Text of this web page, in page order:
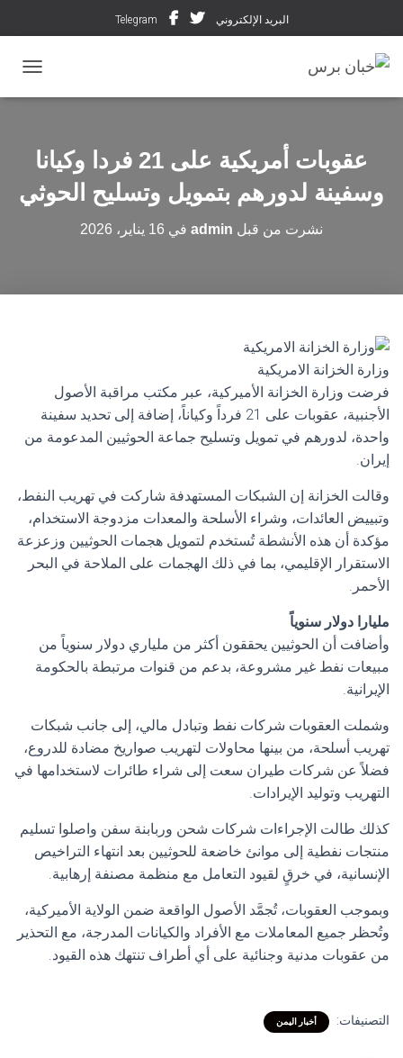
البريد الإلكتروني Telegram
عقوبات أمريكية على 21 فردا وكيانا
وسفينة لدورهم بتمويل وتسليح الحوثي
نشرت من قبل admin في 16 يناير، 2026
وزارة الخزانة الامريكية
فرضت وزارة الخزانة الأميركية، عبر مكتب مراقبة الأصول
الأجنبية، عقوبات على 21 فرداً وكياناً، إضافة إلى تحديد سفينة
واحدة، لدورهم في تمويل وتسليح جماعة الحوثيين المدعومة من
إيران.
وقالت الخزانة إن الشبكات المستهدفة شاركت في تهريب النفط،
وتبييض العائدات، وشراء الأسلحة والمعدات مزدوجة الاستخدام،
مؤكدة أن هذه الأنشطة تُستخدم لتمويل هجمات الحوثيين وزعزعة
الاستقرار الإقليمي، بما في ذلك الهجمات على الملاحة في البحر
الأحمر.
مليارا دولار سنوياً
وأضافت أن الحوثيين يحققون أكثر من ملياري دولار سنوياً من
مبيعات نفط غير مشروعة، بدعم من قنوات مرتبطة بالحكومة
الإيرانية.
وشملت العقوبات شركات نفط وتبادل مالي، إلى جانب شبكات
تهريب أسلحة، من بينها محاولات لتهريب صواريخ مضادة للدروع،
فضلاً عن شركات طيران سعت إلى شراء طائرات لاستخدامها في
التهريب وتوليد الإيرادات.
كذلك طالت الإجراءات شركات شحن وربابنة سفن واصلوا تسليم
منتجات نفطية إلى موانئ خاضعة للحوثيين بعد انتهاء التراخيص
الإنسانية، في خرقٍ لقيود التعامل مع منظمة مصنفة إرهابية.
وبموجب العقوبات، تُجمَّد الأصول الواقعة ضمن الولاية الأميركية،
وتُحظر جميع المعاملات مع الأفراد والكيانات المدرجة، مع التحذير
من عقوبات مدنية وجنائية على أي أطراف تنتهك هذه القيود.
التصنيفات: أخبار اليمن